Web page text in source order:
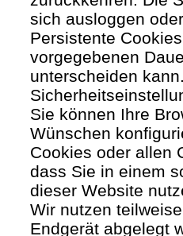
sich ausloggen
Persistente
vorgegebenen
unterscheiden
Sie können Ihre
Wünschen
Cookies oder allen
dass Sie in einem
dieser Website
Wir nutzen
Endgerät abgelegt